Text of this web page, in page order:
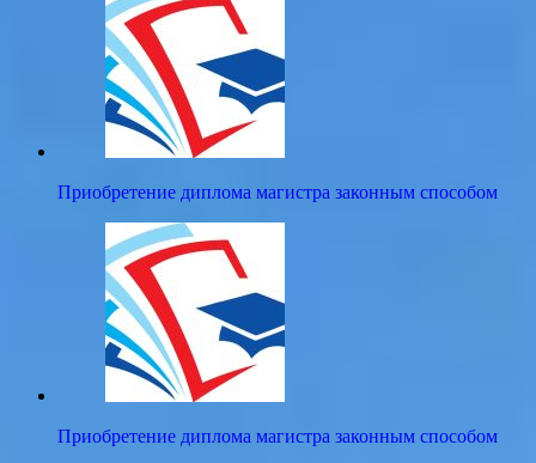
Приобретение диплома магистра законным способом
Приобретение диплома магистра законным способом